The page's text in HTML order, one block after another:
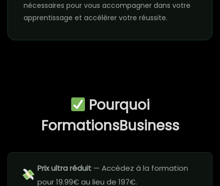
nécessaires pour vous accompagner dans votre
apprentissage et accélérer votre réussite.
Pourquoi
FormationsBusiness
Prix ultra réduit — Accédez à la formation
pour 19.99€ au lieu de 197€.